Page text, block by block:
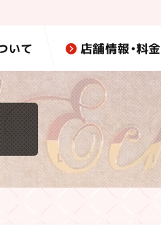
いて 店舗情報・料金